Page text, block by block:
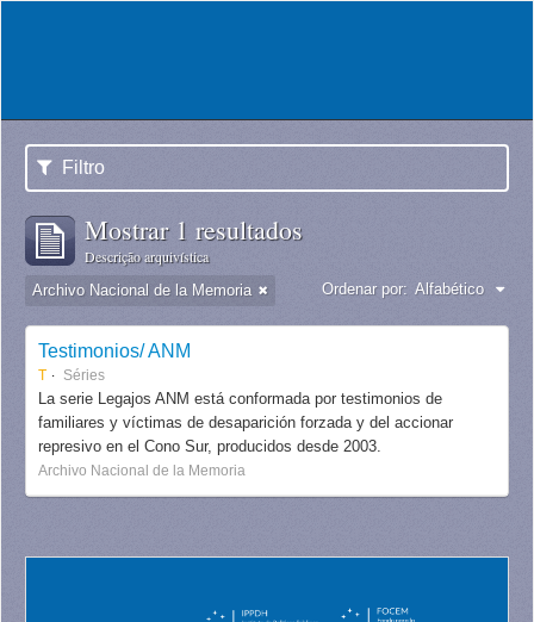
Filtro
Mostrar 1 resultados
Descrição arquivística
Archivo Nacional de la Memoria Ordenar por: Alfabético
Testimonios/ ANM
T Séries
La serie Legajos ANM está conformada por testimonios de
familiares y víctimas de desaparición forzada y del accionar
represivo en el Cono Sur, producidos desde 2003.
Archivo Nacional de la Memoria